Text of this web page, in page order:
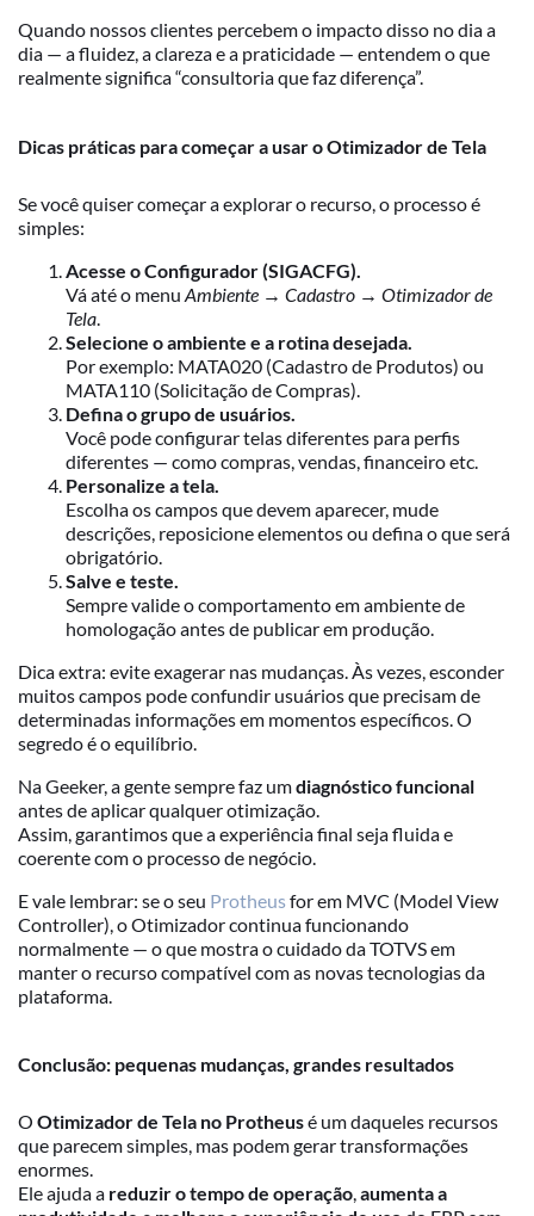
Quando nossos clientes percebem o impacto disso no dia a
dia — a fluidez, a clareza e a praticidade — entendem o que
realmente significa “consultoria que faz diferença”.
Dicas práticas para começar a usar o Otimizador de Tela
Se você quiser começar a explorar o recurso, o processo é
simples:
Acesse o Configurador (SIGACFG).
Vá até o menu Ambiente → Cadastro → Otimizador de
Tela
Selecione o ambiente e a rotina desejada.
Por exemplo: MATA020 (Cadastro de Produtos) ou
MATA110 (Solicitação de Compras).
Defina o grupo de usuários.
Você pode configurar telas diferentes para perfis
diferentes — como compras, vendas, financeiro etc.
Personalize a tela.
Escolha os campos que devem aparecer, mude
descrições, reposicione elementos ou defina o que será
obrigatório.
Salve e teste.
Sempre valide o comportamento em ambiente de
homologação antes de publicar em produção.
Dica extra: evite exagerar nas mudanças. Às vezes, esconder
muitos campos pode confundir usuários que precisam de
determinadas informações em momentos específicos. O
segredo é o equilíbrio.
Na Geeker, a gente sempre faz umdiagnóstico funcional
antes de aplicar qualquer otimização.
Assim, garantimos que a experiência final seja fluida e
coerente com o processo de negócio.
E vale lembrar: se o seu Protheusfor em MVC (Model View
Controller), o Otimizador continua funcionando
normalmente — o que mostra o cuidado da TOTVS em
manter o recurso compatível com as novas tecnologias da
plataforma.
Conclusão: pequenas mudanças, grandes resultados
O Otimizador de Tela no Protheusé um daqueles recursos
que parecem simples, mas podem gerar transformações
enormes.
Ele ajuda a reduzir o tempo de operação aumenta a